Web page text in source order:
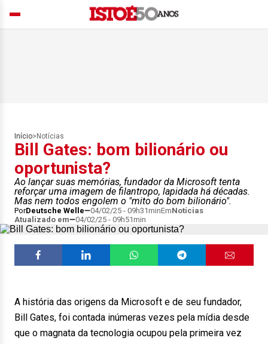
Início> Notícias
Bill Gates: bom bilionário ou
oportunista?
Ao lançar suas memórias, fundador da Microsoft tenta
reforçar uma imagem de filantropo, lapidada há décadas.
Mas nem todos engolem o "mito do bom bilionário".
PorDeutsche Welle 04/02/25 - 09h31minEmNotícias
Atualizado em
04/02/25 - 09h51min
A história das origens da Microsoft e de seu fundador,
Bill Gates, foi contada inúmeras vezes pela mídia desde
que o magnata da tecnologia ocupou pela primeira vez